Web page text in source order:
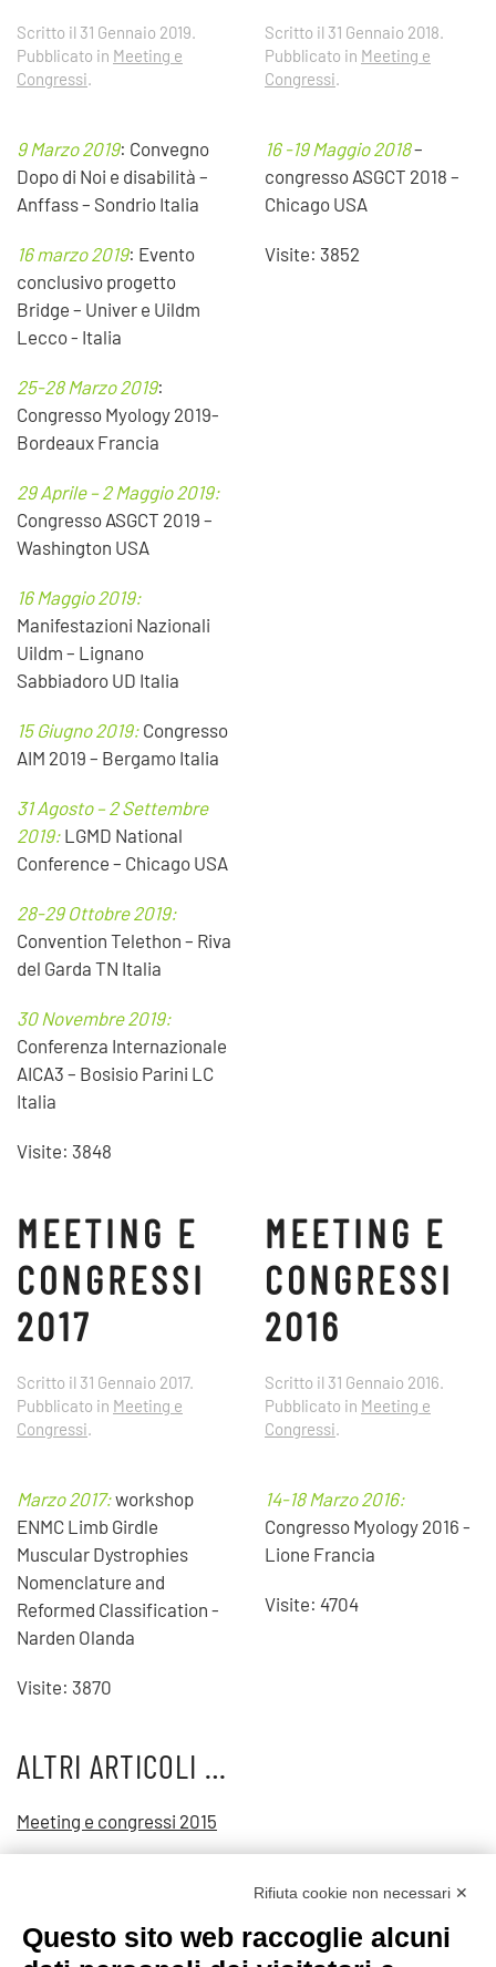
Scritto il 31 Gennaio 2019.
Pubblicato in Meeting e
Congressi.
9 Marzo 2019: Convegno
Dopo di Noi e disabilità –
Anffass – Sondrio Italia
16 marzo 2019: Evento
conclusivo progetto
Bridge – Univer e Uildm
Lecco - Italia
25-28 Marzo 2019:
Congresso Myology 2019-
Bordeaux Francia
29 Aprile – 2 Maggio 2019:
Congresso ASGCT 2019 –
Washington USA
16 Maggio 2019:
Manifestazioni Nazionali
Uildm – Lignano
Sabbiadoro UD Italia
15 Giugno 2019: Congresso
AIM 2019 – Bergamo Italia
31 Agosto – 2 Settembre
2019: LGMD National
Conference – Chicago USA
28-29 Ottobre 2019:
Convention Telethon – Riva
del Garda TN Italia
30 Novembre 2019:
Conferenza Internazionale
AICA3 – Bosisio Parini LC
Italia
Visite: 3848
Scritto il 31 Gennaio 2018.
Pubblicato in Meeting e
Congressi.
16 -19 Maggio 2018–
congresso ASGCT 2018 –
Chicago USA
Visite: 3852
MEETING E
CONGRESSI
2017
Scritto il 31 Gennaio 2017.
Pubblicato in Meeting e
Congressi.
Marzo 2017:workshop
ENMC Limb Girdle
Muscular Dystrophies
Nomenclature and
Reformed Classification -
Narden Olanda
Visite: 3870
MEETING E
CONGRESSI
2016
Scritto il 31 Gennaio 2016.
Pubblicato in Meeting e
Congressi.
14-18 Marzo 2016:
Congresso Myology 2016 -
Lione Francia
Visite: 4704
ALTRI ARTICOLI …
Meeting e congressi 2015
Meeting e congressi 2014
Meeting e congressi 2012
Rifiuta cookie non necessari ✕
Questo sito web raccoglie alcuni